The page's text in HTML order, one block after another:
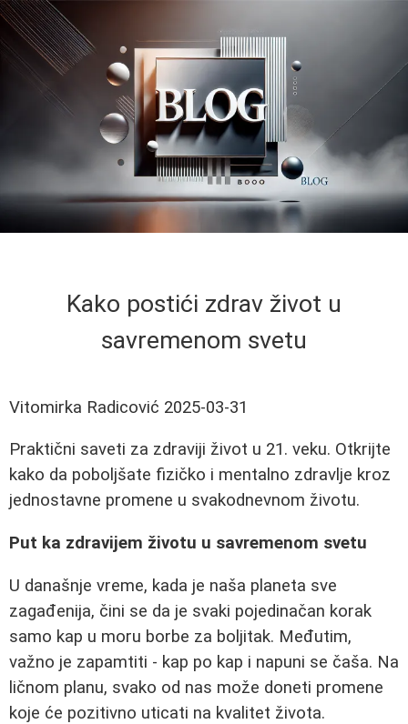
Kako postići zdrav život u
savremenom svetu
Vitomirka Radicović 2025-03-31
Praktični saveti za zdraviji život u 21. veku. Otkrijte
kako da poboljšate fizičko i mentalno zdravlje kroz
jednostavne promene u svakodnevnom životu.
Put ka zdravijem životu u savremenom svetu
U današnje vreme, kada je naša planeta sve
zagađenija, čini se da je svaki pojedinačan korak
samo kap u moru borbe za boljitak. Međutim,
važno je zapamtiti - kap po kap i napuni se čaša. Na
ličnom planu, svako od nas može doneti promene
koje će pozitivno uticati na kvalitet života.